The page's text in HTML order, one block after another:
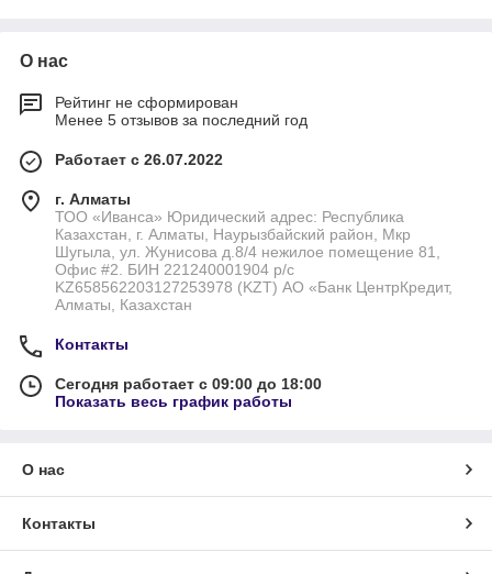
О нас
Рейтинг не сформирован
Менее 5 отзывов за последний год
Работает с 26.07.2022
г. Алматы
ТОО «Иванса» Юридический адрес: Республика
Казахстан, г. Алматы, Наурызбайский район, Мкр
Шугыла, ул. Жунисова д.8/4 нежилое помещение 81,
Офис #2. БИН 221240001904 р/с
KZ658562203127253978 (KZT) АО «Банк ЦентрКредит,
Алматы, Казахстан
Контакты
Сегодня работает с 09:00 до 18:00
Показать весь график работы
О нас
Контакты